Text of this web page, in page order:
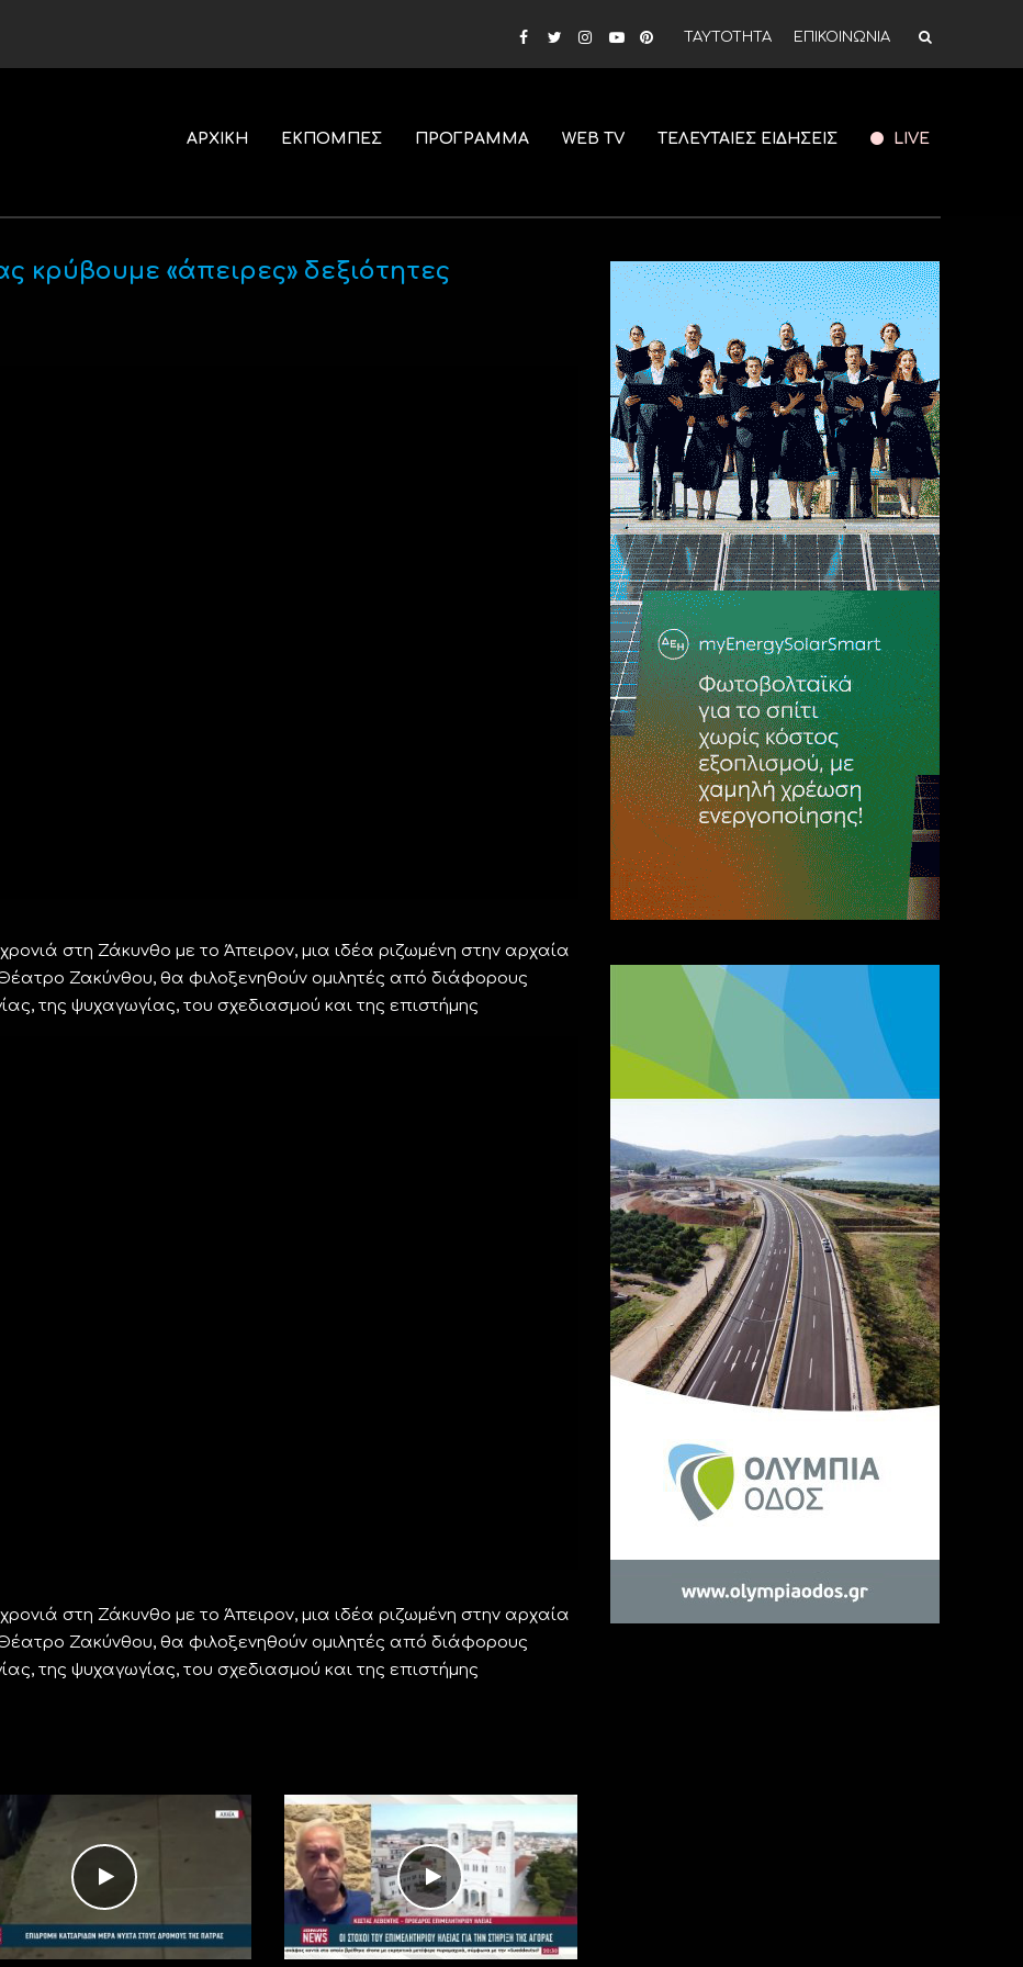
ΤΑΥΤΟΤΗΤΑ ΕΠΙΚΟΙΝΩΝΙΑ
ΑΡΧΙΚΗ ΕΚΠΟΜΠΕΣ ΠΡΟΓΡΑΜΜΑ WEB TV ΤΕΛΕΥΤΑΙΕΣ ΕΙΔΗΣΕΙΣ LIVE
κρύβουμε «άπειρες» δεξιότητες
στη Ζάκυνθο με το Άπειρον, μια ιδέα ριζωμένη στην αρχαία
Ζακύνθου, θα φιλοξενηθούν ομιλητές από διάφορους
της ψυχαγωγίας, του σχεδιασμού και της επιστήμης
στη Ζάκυνθο με το Άπειρον, μια ιδέα ριζωμένη στην αρχαία
Ζακύνθου, θα φιλοξενηθούν ομιλητές από διάφορους
της ψυχαγωγίας, του σχεδιασμού και της επιστήμης